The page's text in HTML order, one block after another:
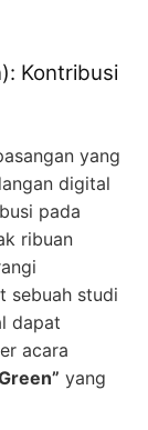
Kontribusi
yang
digital
pada
ribuan
sebuah studi
dapat
acara
yang